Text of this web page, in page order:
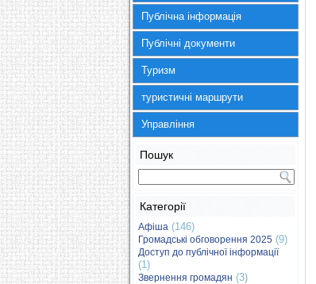
Публічна інформація
Публічні документи
Туризм
туристичні маршрути
Управління
Пошук
Категорії
Афіша (146)
Громадські обговорення 2025 (9)
Доступ до публічної інформації
(1)
Звернення громадян (3)